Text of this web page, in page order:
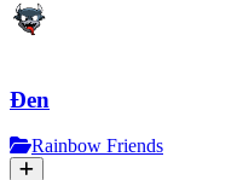
Đen
Rainbow Friends